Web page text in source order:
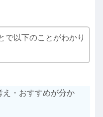
で以下のことがわかり
え・おすすめが分か